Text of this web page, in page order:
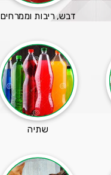
דבש, ריבות וממרחים
שתיה